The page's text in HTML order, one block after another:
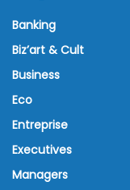
Banking
Biz’art & Cult
Business
Eco
Entreprise
Executives
Managers